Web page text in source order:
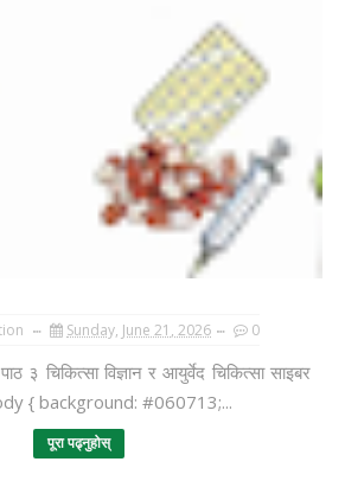
Sunday, June 21, 2026 0
३ चिकित्सा विज्ञान र आयुर्वेद चिकित्सा साइबर
{ background: #060713;...
पूरा पढ्नुहोस्